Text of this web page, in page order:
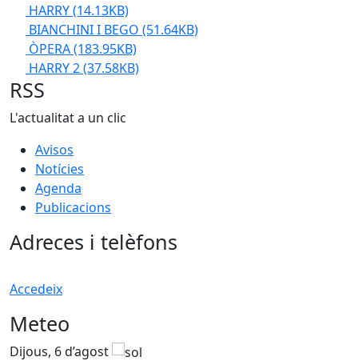
HARRY(14.13KB)
BIANCHINI I BEGO (51.64KB)
ÒPERA(183.95KB)
HARRY 2(37.58KB)
RSS
L'actualitat a un clic
Avisos
Notícies
Agenda
Publicacions
Adreces i telèfons
Accedeix
Meteo
Dijous, 6 d’agost